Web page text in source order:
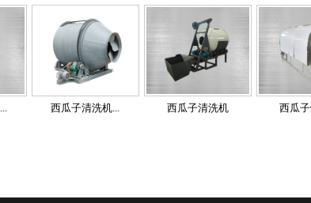
西瓜子清洗机... 西瓜子清洗机 西瓜